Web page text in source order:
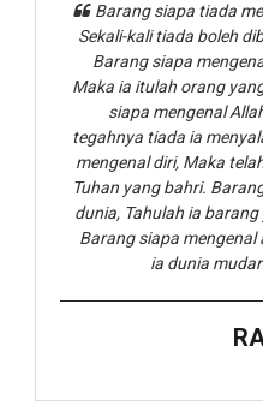
Barang siapa tiada
Sekali-kali tiada boleh
Barang siapa
Maka ia itulah orang
siapa mengenal
tegahnya tiada ia
mengenal diri, Maka
Tuhan yang bahri.
dunia, Tahulah ia
Barang siapa mengenal
ia dunia